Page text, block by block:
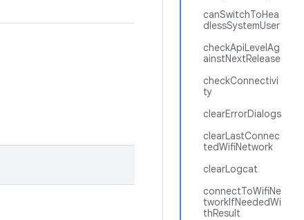
canSwitchToHea
dlessSystemUser
checkApiLevelAg
ainstNextRelease
checkConnectivi
ty
clearErrorDialogs
clearLastConnec
tedWifiNetwork
clearLogcat
connectToWifiNe
tworkIfNeededWi
thResult